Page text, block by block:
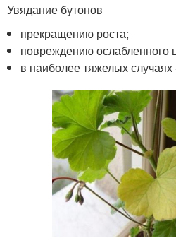
Увядание бутонов
прекращению роста;
повреждению ослабленного
в наиболее тяжелых